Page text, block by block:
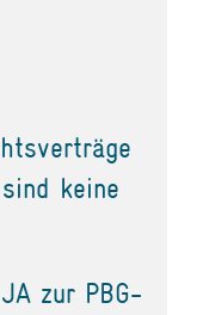
keine
zur PBG-